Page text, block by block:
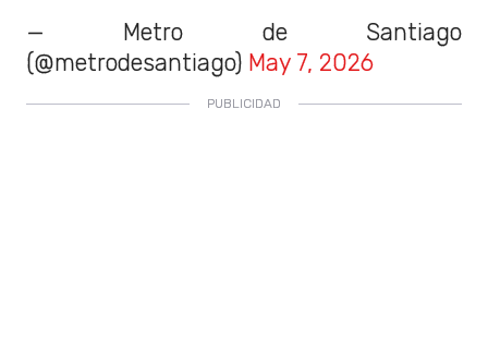
— Metro de Santiago
(@metrodesantiago) May 7, 2026